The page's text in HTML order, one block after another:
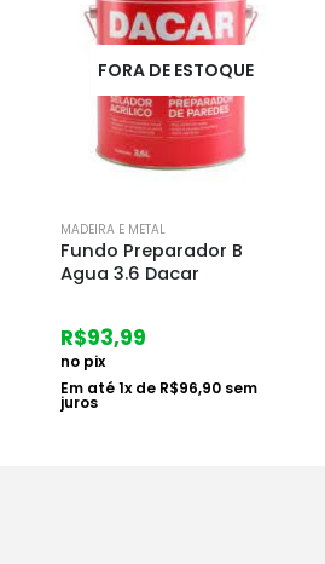
FORA DE ESTOQUE
MADEIRA E METAL
Fundo Preparador B
Agua 3.6 Dacar
R$93,99
no pix
Em até1x de R$96,90 sem
juros